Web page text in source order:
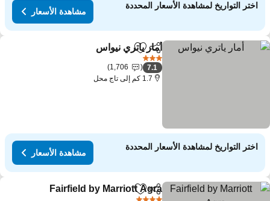
اختر التواريخ لمشاهدة الأسعار المحددة
مشاهدة الأسعار
مشاركةAdd to favorites
أمار ياتري نيواس
7.1
1,706
1.7 كم إلى تاج محل
اختر التواريخ لمشاهدة الأسعار المحددة
مشاهدة الأسعار
مشاركةAdd to favorites
Fairfield by Marriott Agra